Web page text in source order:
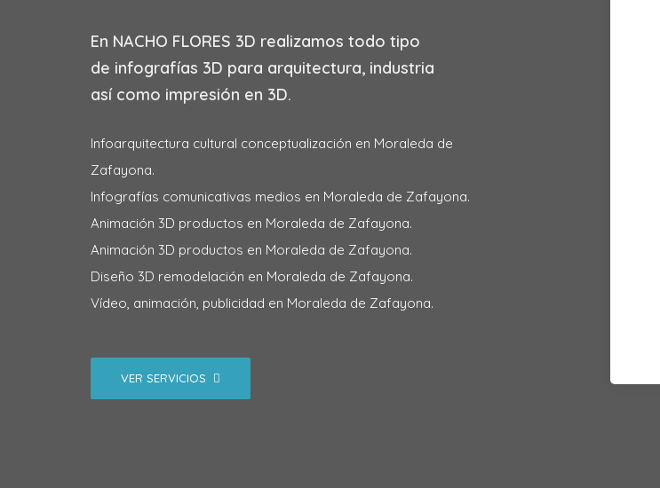
En NACHO FLORES 3D realizamos todo tipo
de infografías 3D para arquitectura, industria
así como impresión en 3D.
Infoarquitectura cultural conceptualización en Moraleda de
Zafayona.
Infografías comunicativas medios en Moraleda de Zafayona.
Animación 3D productos en Moraleda de Zafayona.
Animación 3D productos en Moraleda de Zafayona.
Diseño 3D remodelación en Moraleda de Zafayona.
Vídeo, animación, publicidad en Moraleda de Zafayona.
VER SERVICIOS